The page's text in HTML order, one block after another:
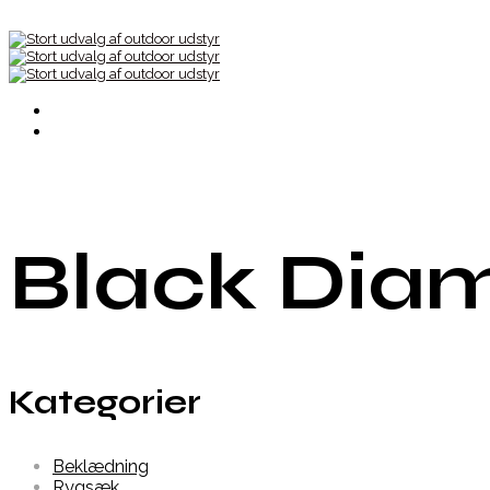
Black
Kategorier
Beklædning